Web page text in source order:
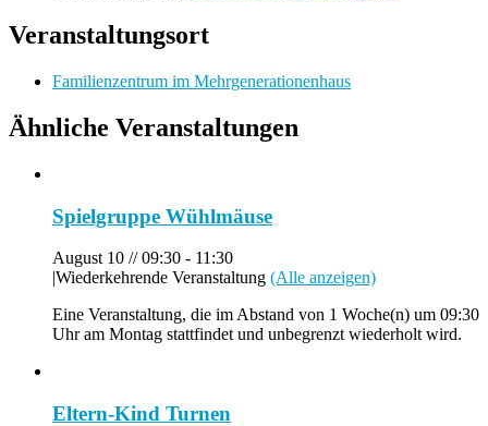
Veranstaltungsort
Familienzentrum im Mehrgenerationenhaus
Ähnliche Veranstaltungen
Spielgruppe Wühlmäuse
August 10 // 09:30 - 11:30
|Wiederkehrende Veranstaltung (Alle anzeigen)
Eine Veranstaltung, die im Abstand von 1 Woche(n) um 09:30
Uhr am Montag stattfindet und unbegrenzt wiederholt wird.
Eltern-Kind Turnen